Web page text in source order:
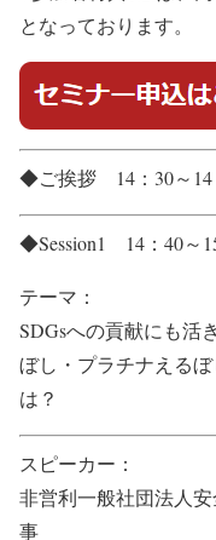
となっております。
◆ご挨拶 14：30～14
◆Session1 14：40～
テーマ：
SDGsへの貢献にも活
ぼし・プラチナえる
は？
スピーカー：
非営利一般社団法人
事